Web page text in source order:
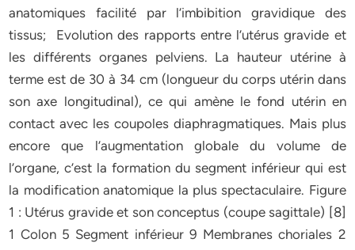
anatomiques facilité par l’imbibition gravidique des
tissus; Evolution des rapports entre l’utérus gravide et
les différents organes pelviens. La hauteur utérine à
terme est de 30 à 34 cm (longueur du corps utérin dans
son axe longitudinal), ce qui amène le fond utérin en
contact avec les coupoles diaphragmatiques. Mais plus
encore que l’augmentation globale du volume de
l’organe, c’est la formation du segment inférieur qui est
la modification anatomique la plus spectaculaire. Figure
1 : Utérus gravide et son conceptus (coupe sagittale) [8]
1 Colon 5 Segment inférieur 9 Membranes choriales 2